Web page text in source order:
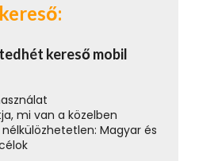
kereső mobil
mi van a közelben
Magyar és